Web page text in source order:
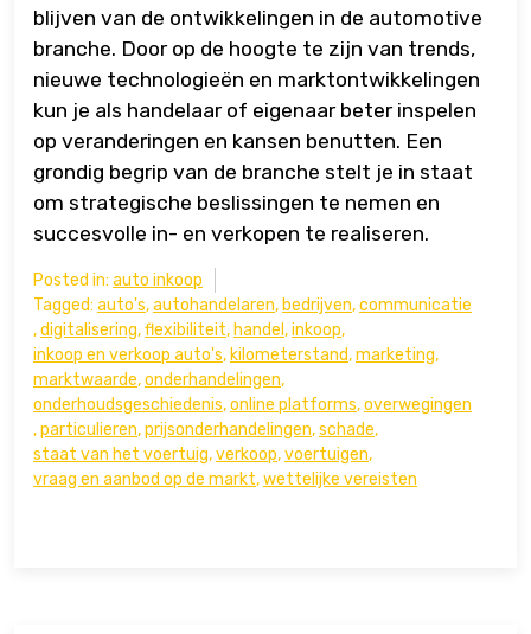
blijven van de ontwikkelingen in de automotive
branche. Door op de hoogte te zijn van trends,
nieuwe technologieën en marktontwikkelingen
kun je als handelaar of eigenaar beter inspelen
op veranderingen en kansen benutten. Een
grondig begrip van de branche stelt je in staat
om strategische beslissingen te nemen en
succesvolle in- en verkopen te realiseren.
Posted in: auto inkoop
Tagged: auto's,autohandelaren, bedrijven,communicatie
,digitalisering,flexibiliteit, handel ,inkoop,
inkoop en verkoop auto's, kilometerstand,marketing,
marktwaarde,onderhandelingen,
onderhoudsgeschiedenis,online platforms,overwegingen
,particulieren,prijsonderhandelingen,schade,
staat van het voertuig,verkoop,voertuigen,
vraag en aanbod op de markt,wettelijke vereisten